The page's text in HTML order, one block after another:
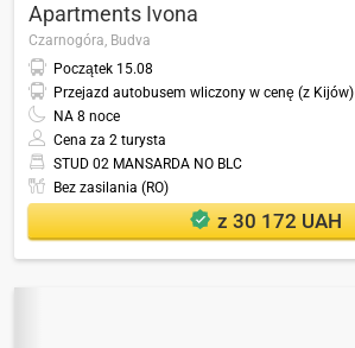
Apartments Ivona
Czarnogóra, Budva
Początek 15.08
Przejazd autobusem wliczony w cenę (z Kijów)
NA 8 noce
Cena za 2 turysta
STUD 02 MANSARDA NO BLC
Bez zasilania (RO)
z 30 172 UAH